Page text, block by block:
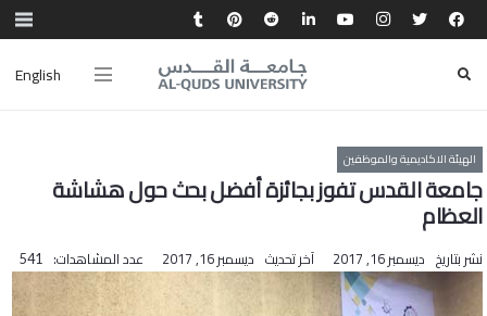
English
الهيئة الاكاديمية والموظفين
جامعة القدس تفوز بجائزة أفضل بحث حول هشاشة
العظام
نشر بتاريخ ديسمبر 16, 2017 آخر تحديث ديسمبر 16, 2017 عدد المشاهدات: 541